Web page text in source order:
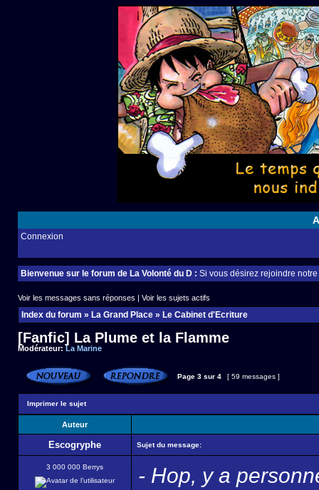
Connexion
Bienvenue sur le forum de La Volonté du D : Si vous désirez rejoindre
Voir les messages sans réponses | Voir les sujets actifs
Index du forum » La Grand Place » Le Cabinet d'Ecriture
[Fanfic] La Plume et la Flamme
Modérateur:La Marine
Page 3 sur 4 [ 59 messages ]
Imprimer le sujet
Auteur
Escogryphe Sujet du message:
3 000 000 Berrys
- Hop, y a